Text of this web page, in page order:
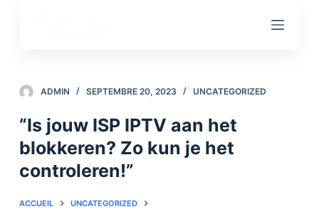
e
a
u
n
ADMIN SEPTEMBRE 20, 2023 UNCATEGORIZED
“Is jouw ISP IPTV aan het
blokkeren? Zo kun je het
controleren!”
ACCUEIL
UNCATEGORIZED